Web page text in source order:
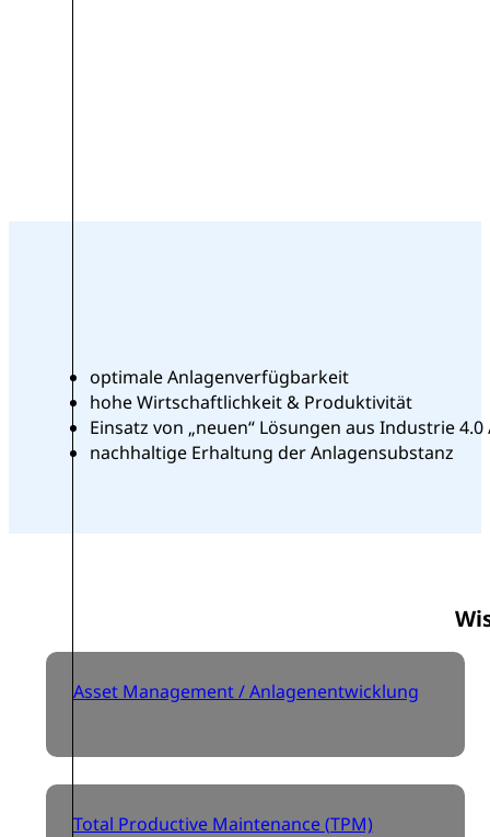
optimale Anlagenverfügbarkeit
hohe Wirtschaftlichkeit & Produktivität
Einsatz von „neuen“ Lösungen aus Industrie
nachhaltige Erhaltung der Anlagensubstanz
Asset Management / Anlagenentwicklung
Total Productive Maintenance (TPM)